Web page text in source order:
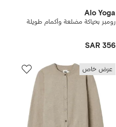
Alo Yoga
رومبر بحياكة مضلعة وأكمام طويلة
SAR 356
عرض خاص